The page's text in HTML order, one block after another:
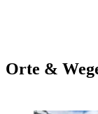
Orte &